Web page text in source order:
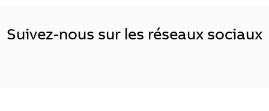
Suivez-nous sur les réseaux sociaux